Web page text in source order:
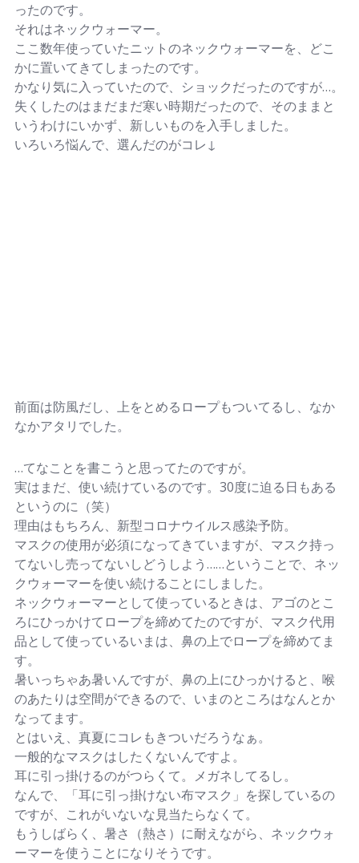
ったのです。
それはネックウォーマー。
ここ数年使っていたニットのネックウォーマーを、どこ
かに置いてきてしまったのです。
かなり気に入っていたので、ショックだったのですが…。
失くしたのはまだまだ寒い時期だったので、そのままと
いうわけにいかず、新しいものを入手しました。
いろいろ悩んで、選んだのがコレ↓
前面は防風だし、上をとめるロープもついてるし、なか
なかアタリでした。
…てなことを書こうと思ってたのですが。
実はまだ、使い続けているのです。30度に迫る日もある
というのに（笑）
理由はもちろん、新型コロナウイルス感染予防。
マスクの使用が必須になってきていますが、マスク持っ
てないし売ってないしどうしよう……ということで、ネッ
クウォーマーを使い続けることにしました。
ネックウォーマーとして使っているときは、アゴのとこ
ろにひっかけてロープを締めてたのですが、マスク代用
品として使っているいまは、鼻の上でロープを締めてま
す。
暑いっちゃあ暑いんですが、鼻の上にひっかけると、喉
のあたりは空間ができるので、いまのところはなんとか
なってます。
とはいえ、真夏にコレもきついだろうなぁ。
一般的なマスクはしたくないんですよ。
耳に引っ掛けるのがつらくて。メガネしてるし。
なんで、「耳に引っ掛けない布マスク」を探しているの
ですが、これがいないな見当たらなくて。
もうしばらく、暑さ（熱さ）に耐えながら、ネックウォ
ーマーを使うことになりそうです。